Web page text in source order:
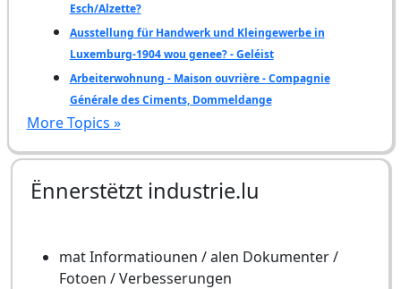
Esch/Alzette?
Ausstellung für Handwerk und Kleingewerbe in
Luxemburg-1904 wou genee? - Geléist
Arbeiterwohnung - Maison ouvrière - Compagnie
Générale des Ciments, Dommeldange
More Topics »
Ënnerstëtzt industrie.lu
mat Informatiounen / alen Dokumenter /
Fotoen / Verbesserungen